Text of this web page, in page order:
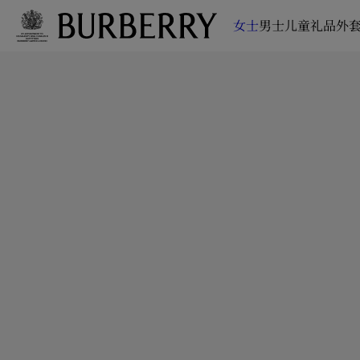
女士男士儿童礼品外